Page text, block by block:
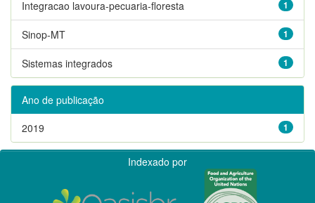
1
Integracao lavoura-pecuaria-floresta
1
Sinop-MT
1
Sistemas integrados
Ano de publicação
1
2019
Indexado por